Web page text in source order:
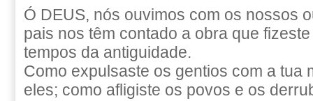
Ó DEUS, nós ouvimos com os nossos
pais nos têm contado a obra que
tempos da antiguidade.
Como expulsaste os gentios com a tua
eles; como afligiste os povos e os